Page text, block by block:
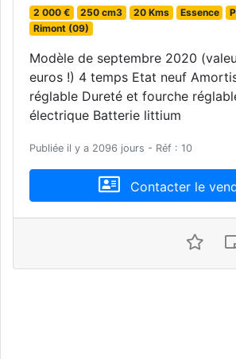
2 000 € 250 cm3 20 Kms Essence
Rimont (09)
Modèle de septembre 2020
euros !) 4 temps Etat neuf
réglable Dureté et fourche
électrique Batterie littium
Publiée il y a 2096 jours - Réf : 10
Contacter le